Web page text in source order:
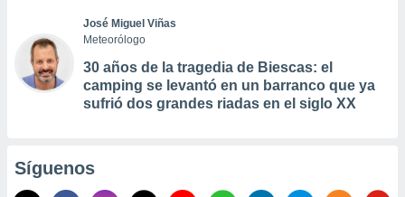
José Miguel Viñas
Meteorólogo
30 años de la tragedia de Biescas: el
camping se levantó en un barranco que ya
sufrió dos grandes riadas en el siglo XX
Síguenos